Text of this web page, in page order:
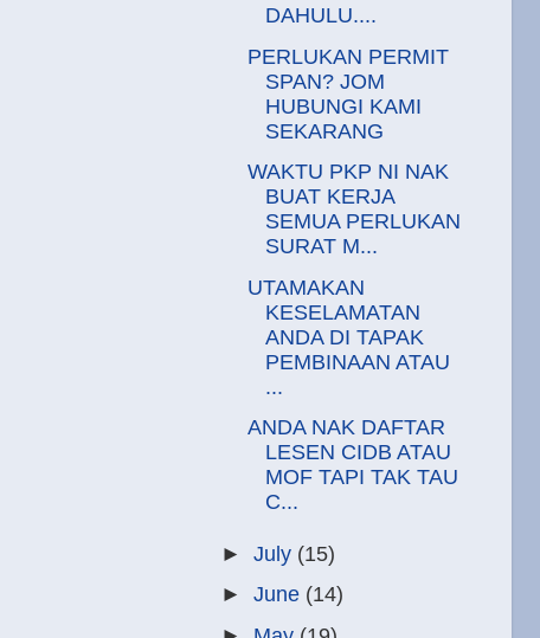
DAHULU....
PERLUKAN PERMIT
SPAN? JOM
HUBUNGI KAMI
SEKARANG
WAKTU PKP NI NAK
BUAT KERJA
SEMUA PERLUKAN
SURAT M...
UTAMAKAN
KESELAMATAN
ANDA DI TAPAK
PEMBINAAN ATAU
...
ANDA NAK DAFTAR
LESEN CIDB ATAU
MOF TAPI TAK TAU
C...
► July (15)
► June (14)